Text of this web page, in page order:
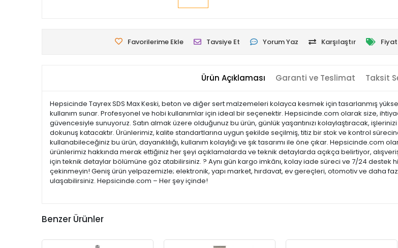
Favorilerime Ekle Tavsiye Et Yorum Yaz Karşılaştır
Ürün Açıklaması Garanti ve Teslimat Taksit
Hepsicinde Tayrex SDS Max Keski, beton ve diğer sert malzemeleri kolayca kesmek için tasarlanmış
kullanım sunar. Profesyonel ve hobi kullanımlar için ideal bir seçenektir. Hepsicinde.com olarak size,
güvencesiyle sunuyoruz. Satın almak üzere olduğunuz bu ürün, günlük yaşantınızı kolaylaştıracak,
dokunuş katacaktır. Ürünlerimiz, kalite standartlarına uygun şekilde seçilmiş, titiz bir stok ve kontrol
kullanabileceğiniz bu ürün, dayanıklılığı, kullanım kolaylığı ve şık tasarımı ile öne çıkar.
ürünlerimiz hakkında merak ettiğiniz her şeyi açıklamalarda ve teknik detaylarda açıkça belirtiyor,
için teknik detaylar bölümüne göz atabilirsiniz. ? Aynı gün kargo imkânı, kolay iade süreci ve 7/24 destek
çekinmeyin! Geniş ürün yelpazemizle; elektronik, yapı market, hırdavat, ev gereçleri, otomotiv ve daha
ulaşabilirsiniz. Hepsicinde.com – Her şey içinde!
Benzer Ürünler